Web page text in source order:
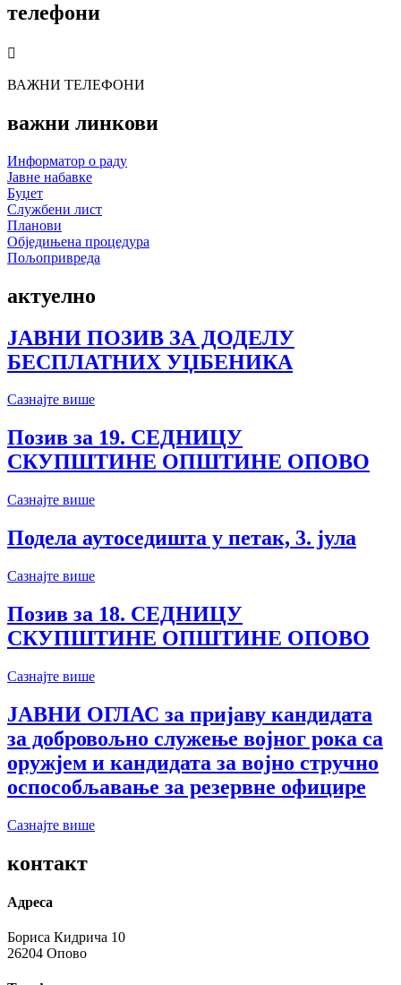
телефони

ВАЖНИ ТЕЛЕФОНИ
важни линкови
Информатор о раду
Јавне набавке
Буџет
Службени лист
Планови
Обједињена процедура
Пољопривреда
актуелно
ЈАВНИ ПОЗИВ ЗА ДОДЕЛУ
БЕСПЛАТНИХ УЏБЕНИКА
Сазнајте више
Позив за 19. СЕДНИЦУ
СКУПШТИНЕ ОПШТИНЕ ОПОВО
Сазнајте више
Подела аутоседишта у петак, 3. јула
Сазнајте више
Позив за 18. СЕДНИЦУ
СКУПШТИНЕ ОПШТИНЕ ОПОВО
Сазнајте више
ЈАВНИ ОГЛАС за пријаву кандидата
за добровољно служење војног рока са
оружјем и кандидата за војно стручно
оспособљавање за резервне официре
Сазнајте више
контакт
Адреса
Бориса Кидрича 10
26204 Опово